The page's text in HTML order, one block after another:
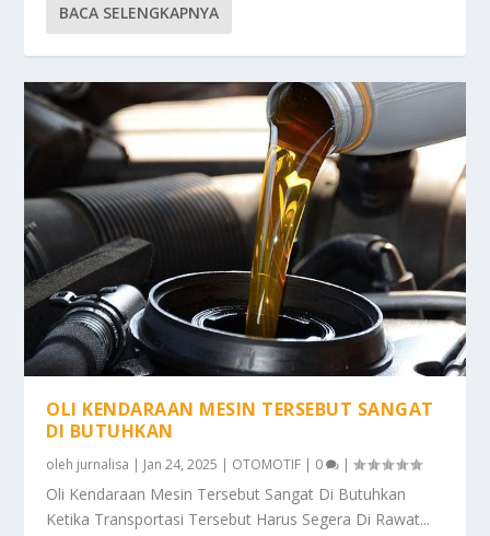
BACA SELENGKAPNYA
OLI KENDARAAN MESIN TERSEBUT SANGAT
DI BUTUHKAN
oleh jurnalisa | Jan 24, 2025 | OTOMOTIF | 0 |
Oli Kendaraan Mesin Tersebut Sangat Di Butuhkan
Ketika Transportasi Tersebut Harus Segera Di Rawat...